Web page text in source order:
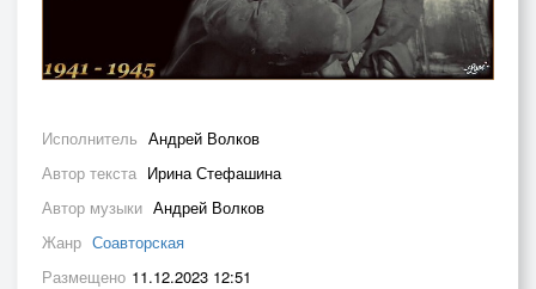
Исполнитель Андрей Волков
Автор текста Ирина Стефашина
Автор музыки Андрей Волков
Жанр Соавторская
Размещено 11.12.2023 12:51